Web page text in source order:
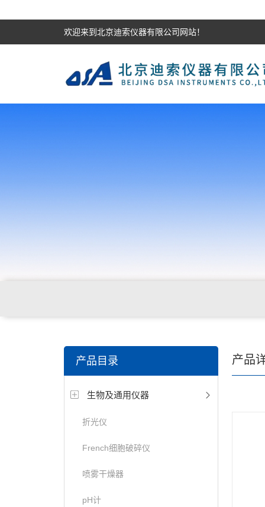
欢迎来到北京迪索仪器有限公司网站！
产品目录
生物及通用仪器
折光仪
French细胞破碎仪
喷雾干燥器
pH计
产品